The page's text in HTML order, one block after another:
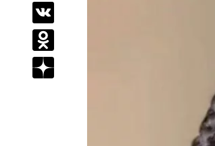
Поделиться Вконтакте
Поделиться в Одноклассниках
Подписаться на нас в Дзен